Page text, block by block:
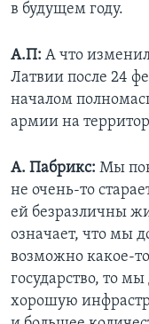
в будущем году.
А.П: А что
Латвии после 24
началом
армии на
А. Пабрикс: Мы
не очень-то
ей безразличны
означает, что мы
возможно какое-
государство, то
хорошую